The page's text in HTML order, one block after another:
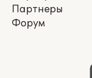
Партнеры
Форум